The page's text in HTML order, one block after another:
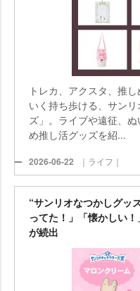
トレカ、アクスタ、推
いく持ち歩ける、サン
ズ」。ライブや遠征、
め推し活グッズを紹...
2026-06-22 ｜ライフ｜
“サンリオなつかしグッ
ってた！」「懐かしい
が続出